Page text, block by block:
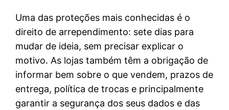
Uma das proteções mais conhecidas é o
direito de arrependimento: sete dias para
mudar de ideia, sem precisar explicar o
motivo. As lojas também têm a obrigação de
informar bem sobre o que vendem, prazos de
entrega, política de trocas e principalmente
garantir a segurança dos seus dados e das